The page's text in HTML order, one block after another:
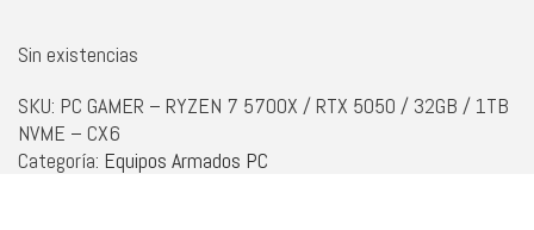
Sin existencias
SKU: PC GAMER – RYZEN 7 5700X / RTX 5050 / 32GB / 1TB
NVME – CX6
Categoría: Equipos Armados PC